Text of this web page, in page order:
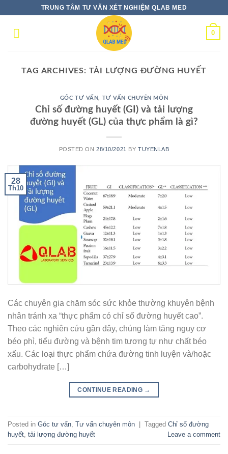
content
TRUNG TÂM TƯ VẤN XÉT NGHIỆM QLAB MED
0
TAG ARCHIVES: TẢI LƯỢNG ĐƯỜNG HUYẾT
GÓC TƯ VẤN TƯ VẤN CHUYÊN MÔN
Chỉ số đường huyết (GI) và tải lượng
đường huyết (GL) của thực phẩm là gì?
POSTED ON28/10/2021 BY TUYENLAB
28
Th10
Các chuyên gia chăm sóc sức khỏe thường khuyên bệnh
nhân tránh xa “thực phẩm có chỉ số đường huyết cao”.
Theo các nghiên cứu gần đây, chúng làm tăng nguy cơ
béo phì, tiểu đường và bệnh tim tương tự như chất béo
xấu. Các loại thực phẩm chứa đường tinh luyện và/hoặc
carbohydrate […]
CONTINUE READING →
Posted in Góc tư vấn Tư vấn chuyên môn Tagged Chỉ số đường
huyết tải lượng đường huyết Leave a comment